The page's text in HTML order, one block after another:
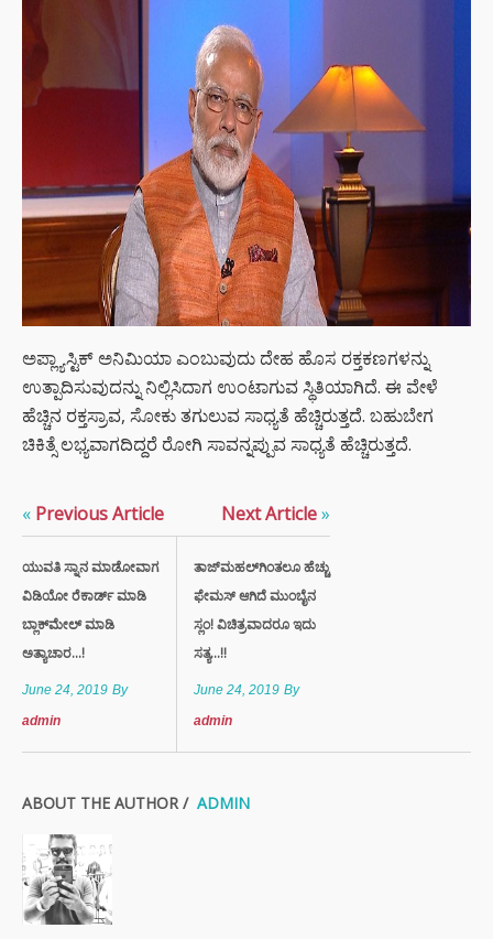
ಅಪ್ಲ್ಯಾಸ್ಟಿಕ್ ಅನಿಮಿಯಾ ಎಂಬುವುದು ದೇಹ ಹೊಸ ರಕ್ತಕಣಗಳನ್ನು
ಉತ್ಪಾದಿಸುವುದನ್ನು ನಿಲ್ಲಿಸಿದಾಗ ಉಂಟಾಗುವ ಸ್ಥಿತಿಯಾಗಿದೆ. ಈ ವೇಳೆ
ಹೆಚ್ಚಿನ ರಕ್ತಸ್ರಾವ, ಸೋಕು ತಗುಲುವ ಸಾಧ್ಯತೆ ಹೆಚ್ಚಿರುತ್ತದೆ. ಬಹುಬೇಗ
ಚಿಕಿತ್ಸೆ ಲಭ್ಯವಾಗದಿದ್ದರೆ ರೋಗಿ ಸಾವನ್ನಪ್ಪುವ ಸಾಧ್ಯತೆ ಹೆಚ್ಚಿರುತ್ತದೆ.
« Previous Article
ಯುವತಿ ಸ್ನಾನ ಮಾಡೋವಾಗ
ವಿಡಿಯೋ ರೆಕಾರ್ಡ್ ಮಾಡಿ
ಬ್ಲಾಕ್‍ಮೇಲ್ ಮಾಡಿ
ಅತ್ಯಾಚಾರ...!
June 24, 2019 By
admin
Next Article»
ತಾಜ್​ಮಹಲ್​ಗಿಂತಲೂ ಹೆಚ್ಚು
ಫೇಮಸ್​ ಆಗಿದೆ ಮುಂಬೈನ
ಸ್ಲಂ! ವಿಚಿತ್ರವಾದರೂ ಇದು
ಸತ್ಯ...!!
June 24, 2019 By
admin
ABOUT THE AUTHOR / ADMIN